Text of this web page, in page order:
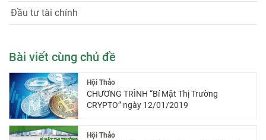
Đầu tư tài chính
Bài viết cùng chủ đề
Hội Thảo
CHƯƠNG TRÌNH “Bí Mật Thị Trường
CRYPTO” ngày 12/01/2019
Hội Thảo